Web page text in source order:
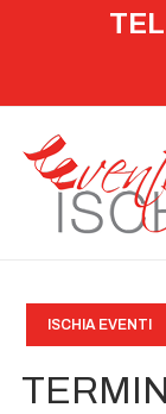
ISCHIA EVENTI